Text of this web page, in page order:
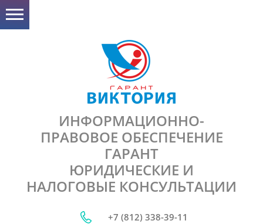
ИНФОРМАЦИОННО-
ПРАВОВОЕ ОБЕСПЕЧЕНИЕ
ГАРАНТ
ЮРИДИЧЕСКИЕ И
НАЛОГОВЫЕ КОНСУЛЬТАЦИИ
+7 (812) 338-39-11